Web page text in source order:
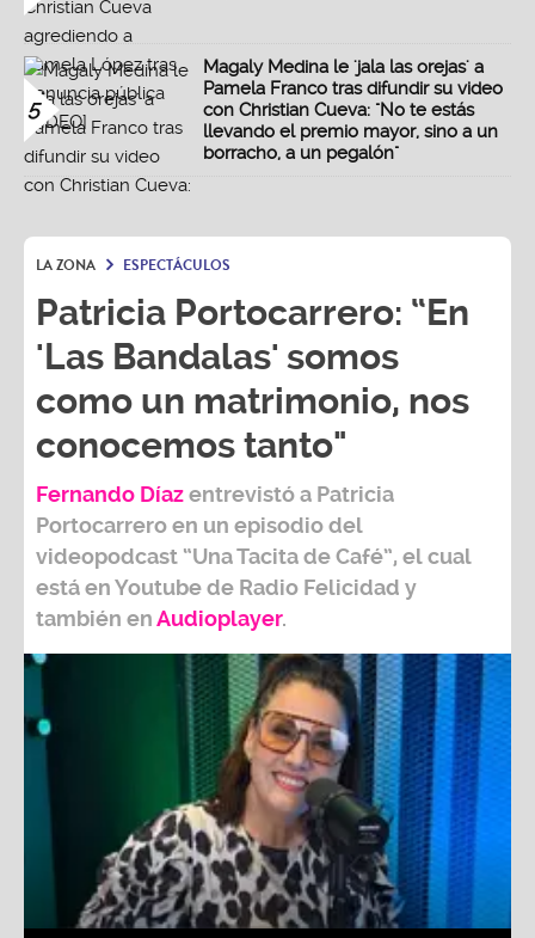
5
Magaly Medina le 'jala las orejas' a
Pamela Franco tras difundir su video
con Christian Cueva: "No te estás
llevando el premio mayor, sino a un
borracho, a un pegalón"
LA ZONA ESPECTÁCULOS
Patricia Portocarrero: “En
'Las Bandalas' somos
como un matrimonio, nos
conocemos tanto"
Fernando Díazentrevistó a Patricia
Portocarreroen un episodio del
videopodcast “Una Tacita de Café”, el cual
está en Youtube de Radio Felicidad y
también enAudioplayer.